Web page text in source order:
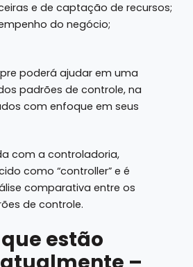
e de captação de recursos;
do negócio;
poderá ajudar em uma
padrões de controle, na
com enfoque em seus
com a controladoria,
como “controller” e é
comparativa entre os
de controle.
estão